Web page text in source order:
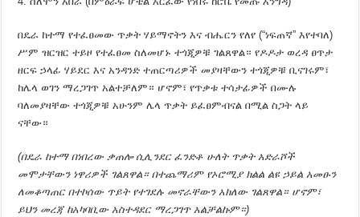
በዴራ ከተማ የተፈፀመው ጥቃት ሃይማኖትን እና ብሔርን የለየ (“ነፍጠኛ” እየተባለ)
ሥም ዝርዝር ተይዞ የተፈፀመ ስለመሆኑ ተጎጂዎቹ ገልጸዋል። የዶዶታ ወረዳ ፀጥታ
ዘርፍ ኃላፊ ሃይደር እና አንዳንድ ተጠርጣሪዎች መያዛቸውን ተጎጂዎቹ ቢናገሩም፣
ከሌላ ወገን ማረጋገጥ አልተቻለም። ሆኖም፣ የጥቃቱ ተሳታፊዎች በሙሉ
ባለመያዛቸው ተጎጂዎቹ አሁንም ሌላ ጥቃት ይፈፀምብናል በሚል ስጋት ላይ
ናቸው።
(በዴራ ከተማ በነበረው ቃጠሎ ሲሊንደር ፈንድቶ ሁለት ጥቃት አድራሾች
መሞታቸውን ነዋሪዎች ገልጸዋል። በተጨማሪም የኦሮሚያ ክልል ልዩ ኃይል አመፁን
ለመቆጣጠር በተኮሰው ጥይት የተገደሉ መኖራቸውን አክለው ገልጸዋል። ሆኖም፣
ይህን መረጃ ከአካባቢው አስተዳደር ማረጋገጥ አልቻልኩም።)